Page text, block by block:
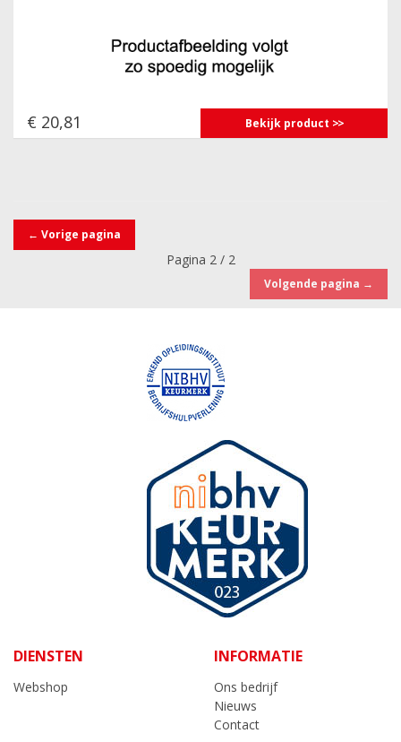
€ 20,81 Bekijk product
← Vorige pagina
Pagina 2 / 2
Volgende pagina →
DIENSTEN
Webshop
INFORMATIE
Ons bedrijf
Nieuws
Contact